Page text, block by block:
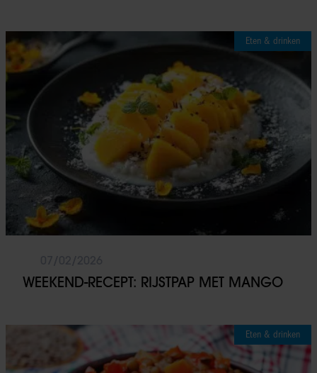
gaat akkoord met onze cookies als u onze website blijft
gebruiken.
Eten & drinken
WEEKEND-RECEPT: RIJSTPAP MET MANGO
Eten & drinken